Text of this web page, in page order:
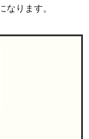
なります。